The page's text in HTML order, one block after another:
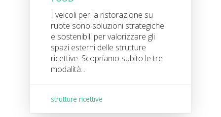
I veicoli per la ristorazione su
ruote sono soluzioni strategiche
e sostenibili per valorizzare gli
spazi esterni delle strutture
ricettive. Scopriamo subito le tre
modalità...
strutture ricettive